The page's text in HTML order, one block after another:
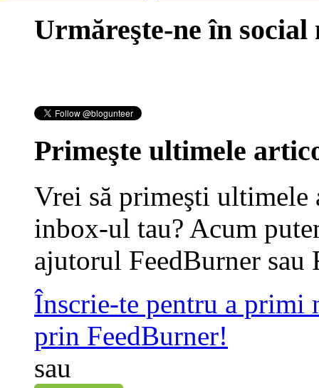
Urmăreşte-ne în social
Primeşte ultimele
Vrei să primeşti
inbox-ul tau? Acum
ajutorul FeedBurner sau
Înscrie-te pentru a primi
prin FeedBurner!
sau